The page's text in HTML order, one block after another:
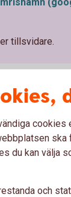
tillsvidare.
cookies
ska
du kan välja
och